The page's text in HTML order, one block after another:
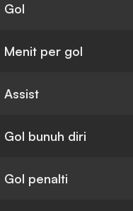
Gol
Menit per gol
Assist
Gol bunuh diri
Gol penalti